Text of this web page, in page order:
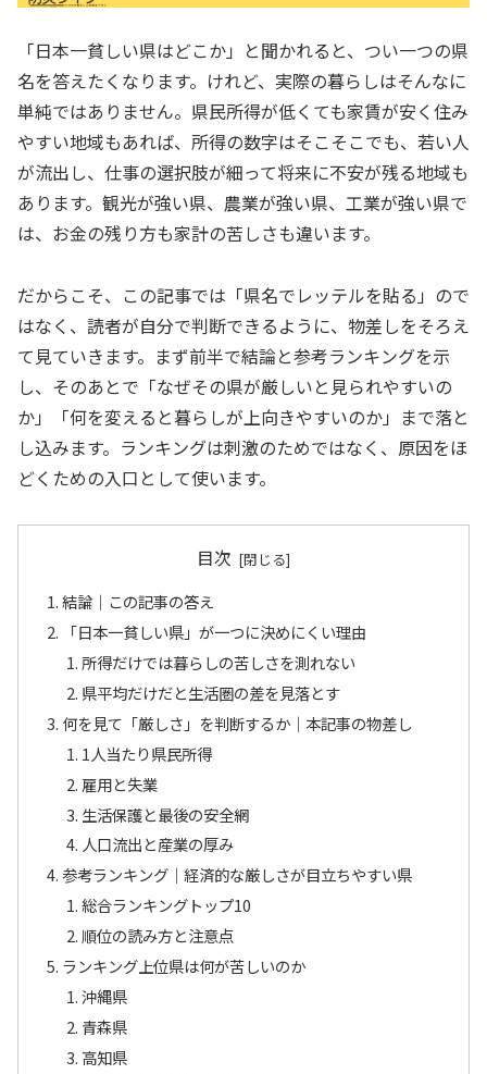
「日本一貧しい県はどこか」と聞かれると、つい一つの県
名を答えたくなります。けれど、実際の暮らしはそんなに
単純ではありません。県民所得が低くても家賃が安く住み
やすい地域もあれば、所得の数字はそこそこでも、若い人
が流出し、仕事の選択肢が細って将来に不安が残る地域も
あります。観光が強い県、農業が強い県、工業が強い県で
は、お金の残り方も家計の苦しさも違います。
だからこそ、この記事では「県名でレッテルを貼る」ので
はなく、読者が自分で判断できるように、物差しをそろえ
て見ていきます。まず前半で結論と参考ランキングを示
し、そのあとで「なぜその県が厳しいと見られやすいの
か」「何を変えると暮らしが上向きやすいのか」まで落と
し込みます。ランキングは刺激のためではなく、原因をほ
どくための入口として使います。
目次
結論｜この記事の答え
「日本一貧しい県」が一つに決めにくい理由
所得だけでは暮らしの苦しさを測れない
県平均だけだと生活圏の差を見落とす
何を見て「厳しさ」を判断するか｜本記事の物差し
1人当たり県民所得
雇用と失業
生活保護と最後の安全網
人口流出と産業の厚み
参考ランキング｜経済的な厳しさが目立ちやすい県
総合ランキングトップ10
順位の読み方と注意点
ランキング上位県は何が苦しいのか
沖縄県
青森県
高知県